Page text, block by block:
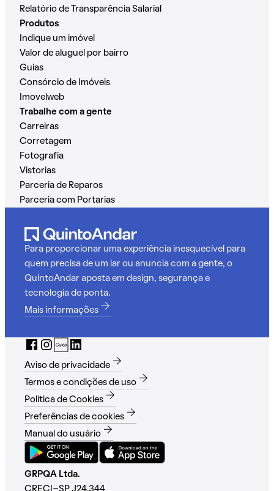
Relatório de Transparência Salarial
Produtos
Indique um imóvel
Valor de aluguel por bairro
Guias
Consórcio de Imóveis
Imovelweb
Trabalhe com a gente
Carreiras
Corretagem
Fotografia
Vistorias
Parceria de Reparos
Parceria com Portarias
Para proporcionar uma experiência inesquecível para
quem precisa de um lar ou anuncia com a gente, o
QuintoAndar aposta em design, segurança e
tecnologia de ponta.
Mais informações
Aviso de privacidade
Termos e condições de uso
Política de Cookies
Preferências de cookies
Manual do usuário
GRPQA Ltda.